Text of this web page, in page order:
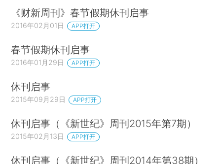
《财新周刊》春节假期休刊启事
2016年02月01日 APP打开
春节假期休刊启事
2016年01月29日 APP打开
休刊启事
2015年09月29日 APP打开
休刊启事（《新世纪》周刊2015年第7期）
2015年02月13日 APP打开
休刊启事（《新世纪》周刊2014年第38期）